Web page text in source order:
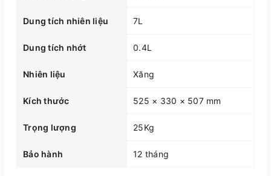
Dung tích nhiên liệu 7L
Dung tích nhớt 0.4L
Nhiên liệu Xăng
Kích thước 525 × 330 × 507 mm
Trọng lượng 25Kg
Bảo hành 12 tháng